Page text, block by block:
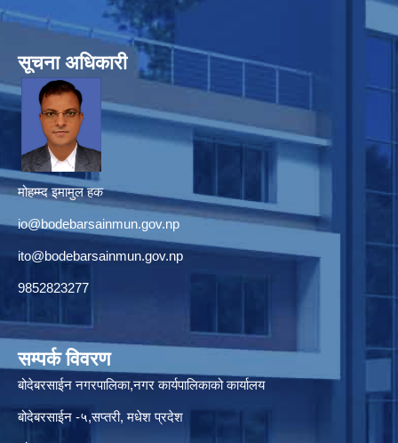
सूचना अधिकारी
मोहम्म्द इमामुल हक
io@bodebarsainmun.gov.np
ito@bodebarsainmun.gov.np
9852823277
सम्पर्क विवरण
बोदेबरसाईन नगरपालिका,नगर कार्यपालिकाको कार्यालय
बोदेबरसाईन -५,सप्तरी, मधेश प्रदेश